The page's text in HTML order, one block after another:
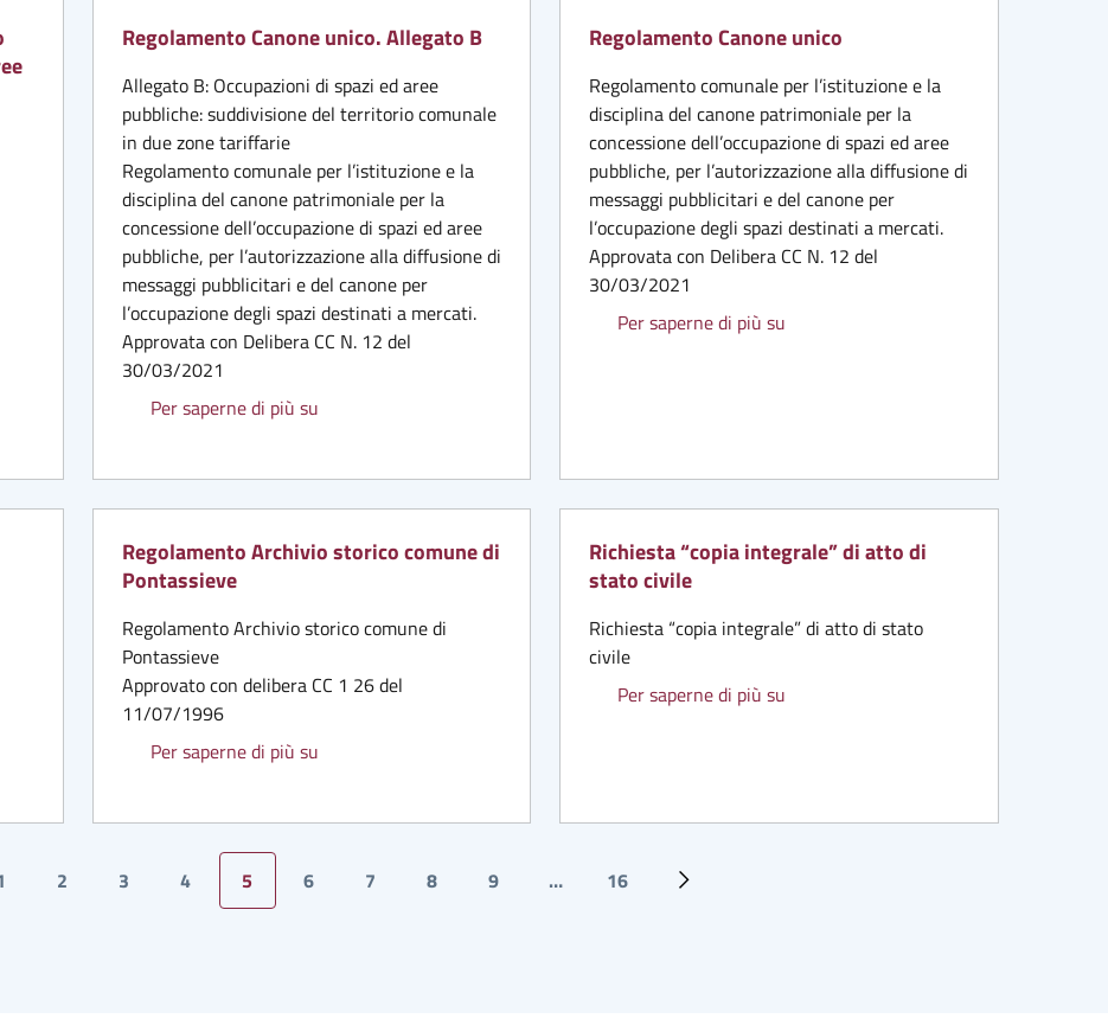
di concessione o rinnovo all’occupazione di spazi ed aree pubbliche. Mod.24/PT
Regolamento Canone unico. Allegato B
Allegato B: Occupazioni di spazi ed aree
pubbliche: suddivisione del territorio comunale
in due zone tariffarie
Regolamento comunale per l’istituzione e la
disciplina del canone patrimoniale per la
concessione dell’occupazione di spazi ed aree
pubbliche, per l’autorizzazione alla diffusione di
messaggi pubblicitari e del canone per
l’occupazione degli spazi destinati a mercati.
Approvata con Delibera CC N. 12 del
30/03/2021
Per saperne di più suRegolamento Canone unico. Allegato B
Regolamento Canone unico
Regolamento comunale per l’istituzione e la
disciplina del canone patrimoniale per la
concessione dell’occupazione di spazi ed aree
pubbliche, per l’autorizzazione alla diffusione di
messaggi pubblicitari e del canone per
l’occupazione degli spazi destinati a mercati.
Approvata con Delibera CC N. 12 del
30/03/2021
Per saperne di più su
Regolamento Archivio storico comune di
Pontassieve
Regolamento Archivio storico comune di
Pontassieve
Approvato con delibera CC 1 26 del
11/07/1996
Per saperne di più suRegolamento Archivio storico comune di Pontassieve
Richiesta “copia integrale” di atto di
stato civile
Richiesta “copia integrale” di atto di stato
civile
Per saperne di più su
Pagina Pagina
2
Pagina
3
Pagina
4
Pagina attuale
5
Pagina
6
Pagina
7
Pagina
8
Pagina
9 …
Ultima pagina
16
Pagina successiva